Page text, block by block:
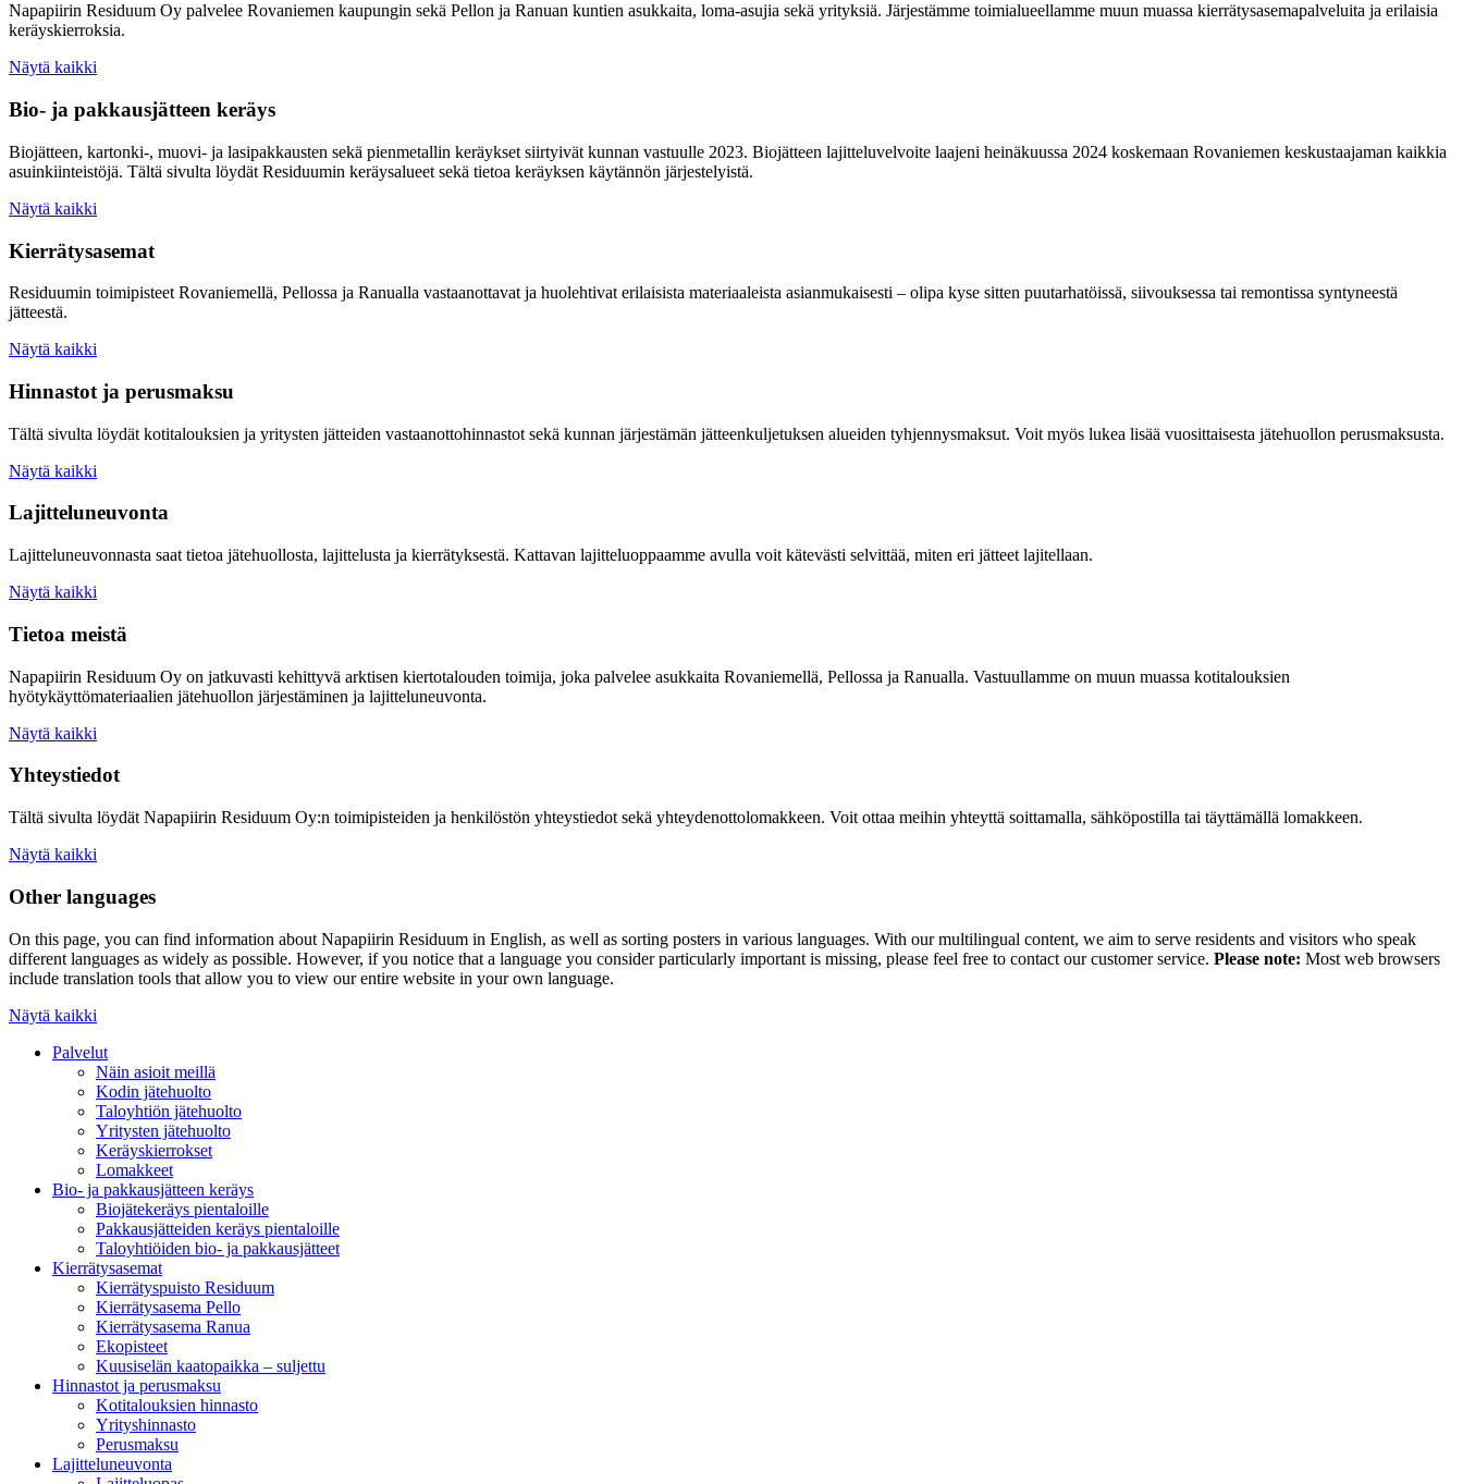
Napapiirin Residuum Oy palvelee Rovaniemen kaupungin sekä Pellon ja Ranuan kuntien asukkaita, loma-asujia sekä yrityksiä. Järjestämme toimialueellamme muun muassa kierrätysasemapalveluita ja erilaisia
keräyskierroksia.
Näytä kaikki
Bio- ja pakkausjätteen keräys
Biojätteen, kartonki-, muovi- ja lasipakkausten sekä pienmetallin keräykset siirtyivät kunnan vastuulle 2023. Biojätteen lajitteluvelvoite laajeni heinäkuussa 2024 koskemaan Rovaniemen keskustaajaman kaikkia
asuinkiinteistöjä. Tältä sivulta löydät Residuumin keräysalueet sekä tietoa keräyksen käytännön järjestelyistä.
Näytä kaikki
Kierrätysasemat
Residuumin toimipisteet Rovaniemellä, Pellossa ja Ranualla vastaanottavat ja huolehtivat erilaisista materiaaleista asianmukaisesti – olipa kyse sitten puutarhatöissä, siivouksessa tai remontissa syntyneestä
jätteestä.
Näytä kaikki
Hinnastot ja perusmaksu
Tältä sivulta löydät kotitalouksien ja yritysten jätteiden vastaanottohinnastot sekä kunnan järjestämän jätteenkuljetuksen alueiden tyhjennysmaksut. Voit myös lukea lisää vuosittaisesta jätehuollon perusmaksusta.
Näytä kaikki
Lajitteluneuvonta
Lajitteluneuvonnasta saat tietoa jätehuollosta, lajittelusta ja kierrätyksestä. Kattavan lajitteluoppaamme avulla voit kätevästi selvittää, miten eri jätteet lajitellaan.
Näytä kaikki
Tietoa meistä
Napapiirin Residuum Oy on jatkuvasti kehittyvä arktisen kiertotalouden toimija, joka palvelee asukkaita Rovaniemellä, Pellossa ja Ranualla. Vastuullamme on muun muassa kotitalouksien
hyötykäyttömateriaalien jätehuollon järjestäminen ja lajitteluneuvonta.
Näytä kaikki
Yhteystiedot
Tältä sivulta löydät Napapiirin Residuum Oy:n toimipisteiden ja henkilöstön yhteystiedot sekä yhteydenottolomakkeen. Voit ottaa meihin yhteyttä soittamalla, sähköpostilla tai täyttämällä lomakkeen.
Näytä kaikki
Other languages
On this page, you can find information about Napapiirin Residuum in English, as well as sorting posters in various languages. With our multilingual content, we aim to serve residents and visitors who speak
different languages as widely as possible. However, if you notice that a language you consider particularly important is missing, please feel free to contact our customer service. Please note: Most web browsers
include translation tools that allow you to view our entire website in your own language.
Näytä kaikki
Palvelut
Näin asioit meillä
Kodin jätehuolto
Taloyhtiön jätehuolto
Yritysten jätehuolto
Keräyskierrokset
Lomakkeet
Bio- ja pakkausjätteen keräys
Biojätekeräys pientaloille
Pakkausjätteiden keräys pientaloille
Taloyhtiöiden bio- ja pakkausjätteet
Kierrätysasemat
Kierrätyspuisto Residuum
Kierrätysasema Pello
Kierrätysasema Ranua
Ekopisteet
Kuusiselän kaatopaikka – suljettu
Hinnastot ja perusmaksu
Kotitalouksien hinnasto
Yrityshinnasto
Perusmaksu
Lajitteluneuvonta